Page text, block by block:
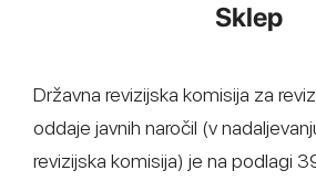
Sklep
Državna revizijska komisija za
oddaje javnih naročil (v
revizijska komisija) je na podlagi